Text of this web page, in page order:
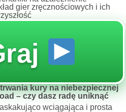
gier zręcznościowych i ich
kury na niebezpiecznej
– czy dasz radę uniknąć
wciągająca i prosta